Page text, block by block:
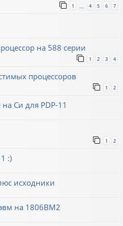
1 4 5 6 7
на 588 серии
1 2 3 4
процессоров
1 2
Си для PDP-11
1 2
:)
исходники
на 1806ВМ2